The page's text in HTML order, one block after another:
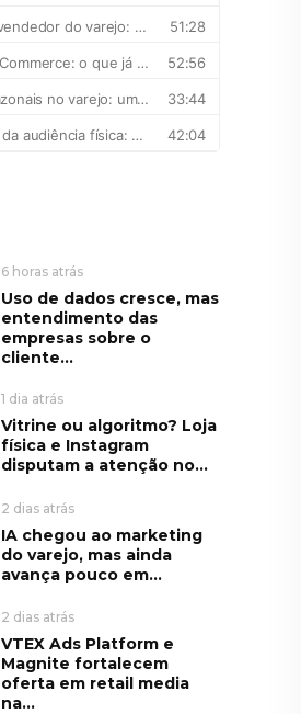
6 horas atrás
Uso de dados cresce, mas
entendimento das
empresas sobre o
cliente...
1 dia atrás
Vitrine ou algoritmo? Loja
física e Instagram
disputam a atenção no...
2 dias atrás
IA chegou ao marketing
do varejo, mas ainda
avança pouco em...
2 dias atrás
VTEX Ads Platform e
Magnite fortalecem
oferta em retail media
na...